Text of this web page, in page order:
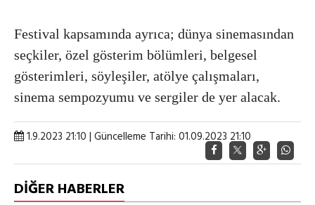
Festival kapsamında ayrıca; dünya sinemasından
seçkiler, özel gösterim bölümleri, belgesel
gösterimleri, söyleşiler, atölye çalışmaları,
sinema sempozyumu ve sergiler de yer alacak.
1.9.2023 21:10 | Güncelleme Tarihi: 01.09.2023 21:10
DİĞER HABERLER